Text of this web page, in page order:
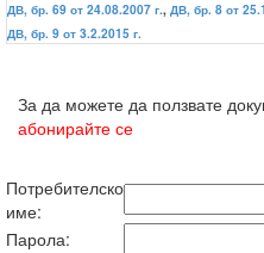
ДВ, бр. 69 от 24.08.2007 г., ДВ, бр. 8 от
ДВ, бр. 9 от 3.2.2015 г.
За да можете да ползвате
абонирайте се
Потребителско
име:
Парола: